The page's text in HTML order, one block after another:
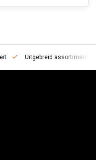
Uitgebreid assortiment